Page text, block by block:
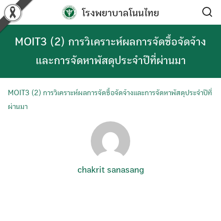
Skip
to
content
โรงพยาบาลโนนไทย
MOIT3 (2) การวิเคราะห์ผลการจัดซื้อจัดจ้าง
และการจัดหาพัสดุประจำปีที่ผ่านมา
MOIT3 (2) การวิเคราะห์ผลการจัดซื้อจัดจ้างและการจัดหาพัสดุประจำปีที่
ผ่านมา
chakrit sanasang